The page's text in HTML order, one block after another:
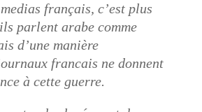
français, c’est plus
parlent arabe comme
d’une manière
francais ne donnent
à cette guerre.